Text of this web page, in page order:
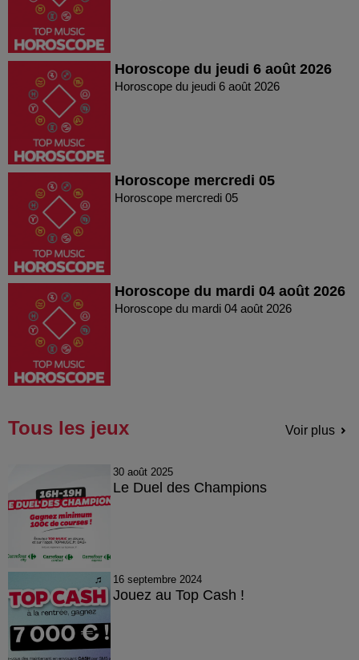
Horoscope du jeudi 6 août 2026
Horoscope du jeudi 6 août 2026
Horoscope mercredi 05
Horoscope mercredi 05
Horoscope du mardi 04 août 2026
Horoscope du mardi 04 août 2026
Tous les jeux Voir plus
30 août 2025
Le Duel des Champions
16 septembre 2024
Jouez au Top Cash !